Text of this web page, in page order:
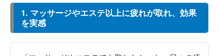
1. マッサージやエステ以上に疲れが取れ、効果
を実感